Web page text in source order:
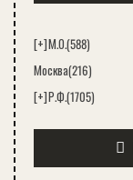
[+]М.О.(588)
Москва(216)
[+]Р.Ф.(1705)